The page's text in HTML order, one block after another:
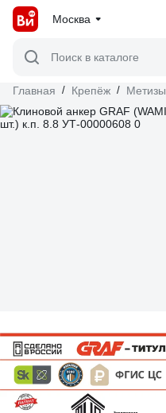
Москва
Поиск в каталоге
Главная / Крепёж / Метизы